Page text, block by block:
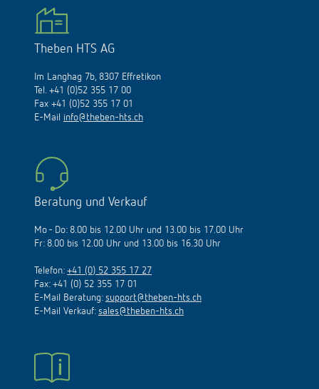
Smart Metering
Referenzen
Apps von Theben
schalten
LUXORliving
Karriere bei ThebenHTS
Verbände und Institutionen
Umwelt
Historie
Vertrieb Weltweit
Anfrage
Anfahrt
Newsletter
Theben HTS AG
Im Langhag 7b, 8307 Effretikon
Tel. +41 (0)52 355 17 00
Fax +41 (0)52 355 17 01
E-Mail info@theben-hts.ch
Beratung und Verkauf
Mo - Do: 8.00 bis 12.00 Uhr und 13.00 bis 17.00 Uhr
Fr: 8.00 bis 12.00 Uhr und 13.00 bis 16.30 Uhr
Telefon: +41 (0) 52 355 17 27
Fax: +41 (0) 52 355 17 01
E-Mail Beratung: support@theben-hts.ch
E-Mail Verkauf: sales@theben-hts.ch